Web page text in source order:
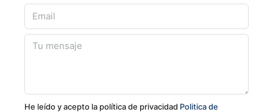
He leído y acepto la política de privacidad Politica de